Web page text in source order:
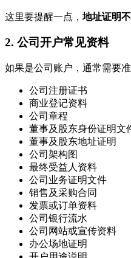
这里要提醒一点， 地址证明
2. 公司开户常见资料
如果是公司账户，通常需要
公司注册证书
商业登记资料
公司章程
董事及股东身份证明文
董事及股东地址证明
公司架构图
最终受益人资料
公司业务证明文件
销售及采购合同
发票或订单资料
公司银行流水
公司网站或宣传资料
办公场地证明